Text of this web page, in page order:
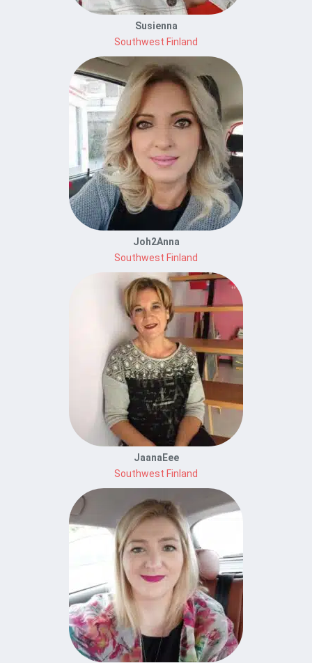
Susienna
Southwest Finland
Joh2Anna
Southwest Finland
JaanaEee
Southwest Finland